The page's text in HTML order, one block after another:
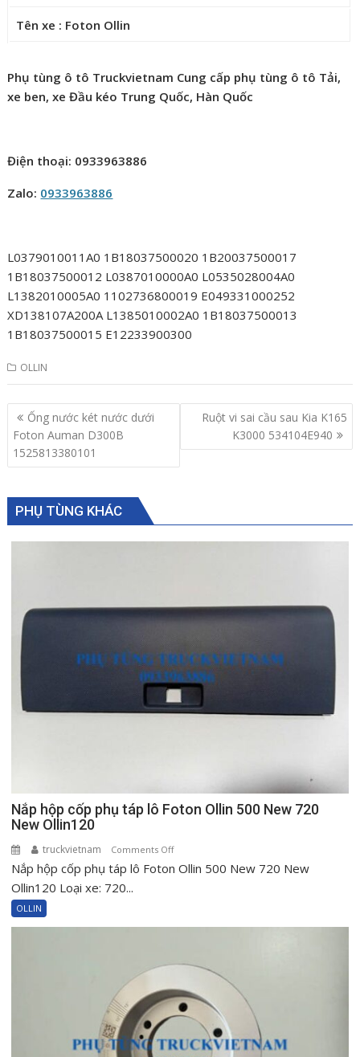
Tên xe : Foton Ollin
Phụ tùng ô tô Truckvietnam Cung cấp phụ tùng ô tô Tải,
xe ben, xe Đầu kéo Trung Quốc, Hàn Quốc
Điện thoại: 0933963886
Zalo: 0933963886
L0379010011A0 1B18037500020 1B20037500017
1B18037500012 L0387010000A0 L0535028004A0
L1382010005A0 1102736800019 E049331000252
XD138107A200A L1385010002A0 1B18037500013
1B18037500015 E12233900300
OLLIN
Post
navigation
Ống nước két nước dưới
Foton Auman D300B
1525813380101
Ruột vi sai cầu sau Kia K165
K3000 534104E940
PHỤ TÙNG KHÁC
Nắp hộp cốp phụ táp lô Foton Ollin 500 New 720
New Ollin120
truckvietnam Comments Offon
Nắp
Ollin
500
720
Nắp hộp cốp phụ táp lô Foton Ollin 500 New 720 New
Ollin120 Loại xe: 720...
OLLIN